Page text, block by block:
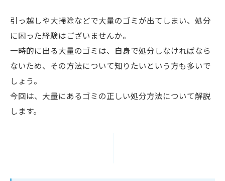
引っ越しや大掃除などで大量のゴミが出てしまい、処分
に困った経験はございませんか。
一時的に出る大量のゴミは、自身で処分しなければなら
ないため、その方法について知りたいという方も多いで
しょう。
今回は、大量にあるゴミの正しい処分方法について解説
します。